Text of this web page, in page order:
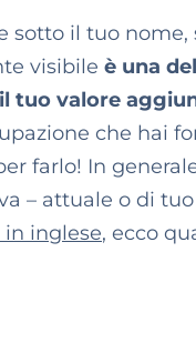
sotto il tuo
visibile è una
tuo valore
che hai
farlo! In
– attuale o di
inglese, ecco